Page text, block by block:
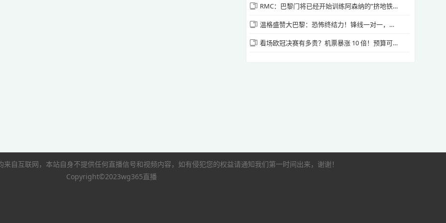
RMC：巴黎门将已经开始训练阿森纳的”挤地铁“战术了
温格盛赞大巴黎：恐怖终结力！锋线一对一，拜仁根本防不住
看场欧冠决赛有多贵？机票暴涨 10 倍！预算可能要 2000 镑起步
自互联网，本站自身不提供任何直播信号和视频内容，如有侵犯您的权益请通知我们第一时间出来，谢谢！
Copyright©2023wg365直播